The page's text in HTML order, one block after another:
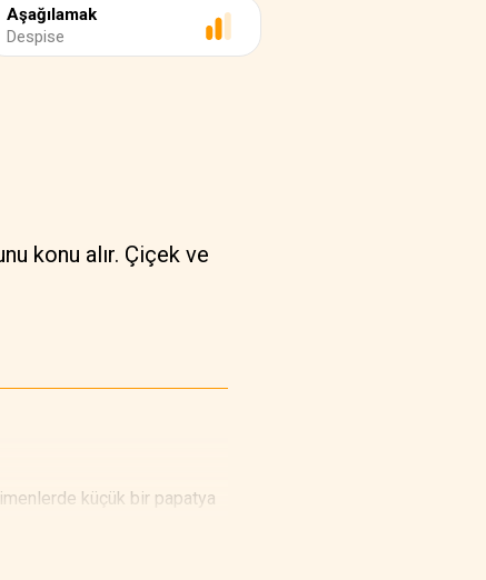
Aşağılamak
Despise
konu alır. Çiçek ve
küçük bir papatya
O yüzden papatya